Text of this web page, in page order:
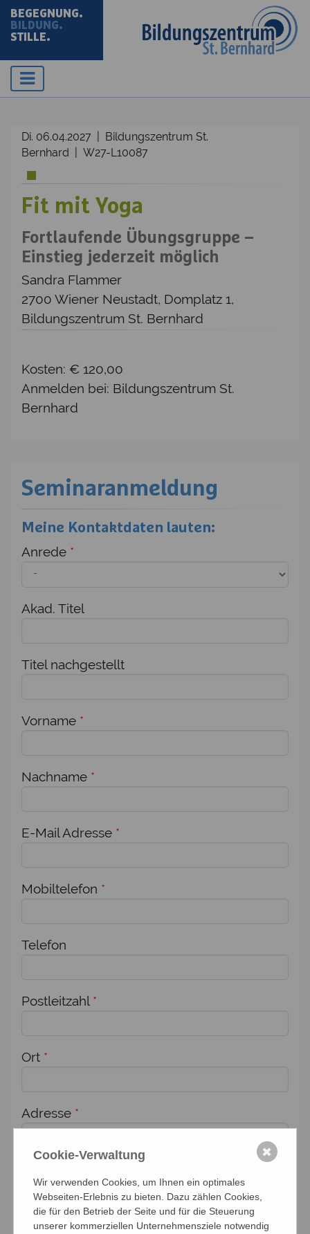
BEGEGNUNG.
BILDUNG.
STILLE.
Di. 06.04.2027 | Bildungszentrum St.
Bernhard | W27-L10087
Fit mit Yoga
Fortlaufende Übungsgruppe –
Einstieg jederzeit möglich
Sandra Flammer
2700 Wiener Neustadt, Domplatz 1,
Bildungszentrum St. Bernhard
Kosten: € 120,00
Anmelden bei: Bildungszentrum St.
Bernhard
Seminaranmeldung
Meine Kontaktdaten lauten:
Anrede *
Akad. Titel
Titel nachgestellt
Vorname *
Nachname *
E-Mail Adresse *
Mobiltelefon *
Telefon
Postleitzahl *
Ort *
Adresse *
diese Veranstaltung an:
Anzahl Personen
Cookie-Verwaltung
Wir verwenden Cookies, um Ihnen ein optimales
Webseiten-Erlebnis zu bieten. Dazu zählen Cookies,
die für den Betrieb der Seite und für die Steuerung
unserer kommerziellen Unternehmensziele notwendig
✖